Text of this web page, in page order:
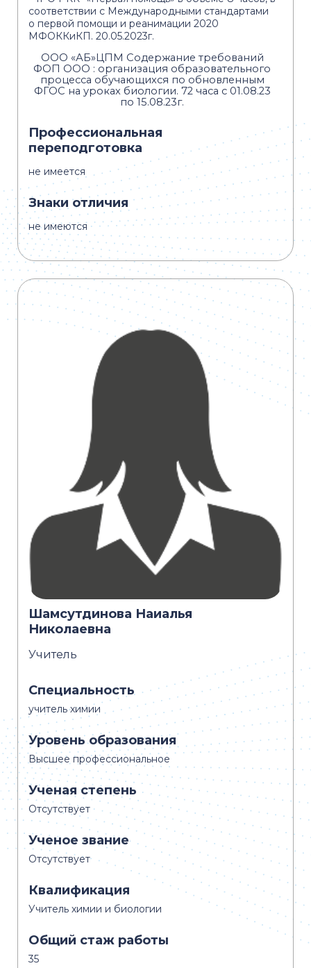
соответствии с Международными стандартами
о первой помощи и реанимации 2020
МФОККиКП. 20.05.2023г.
ООО «АБ»ЦПМ Содержание требований
ФОП ООО : организация образовательного
процесса обучающихся по обновленным
ФГОС на уроках биологии. 72 часа с 01.08.23
по 15.08.23г.
Профессиональная
переподготовка
не имеется
Знаки отличия
не имеются
Шамсутдинова Наиалья
Николаевна
Учитель
Специальность
учитель химии
Уровень образования
Высшее профессиональное
Ученая степень
Отсутствует
Ученое звание
Отсутствует
Квалификация
Учитель химии и биологии
Общий стаж работы
35